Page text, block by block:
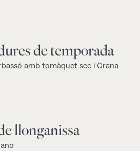
de temporada
amb tomàquet sec i Grana
llonganissa